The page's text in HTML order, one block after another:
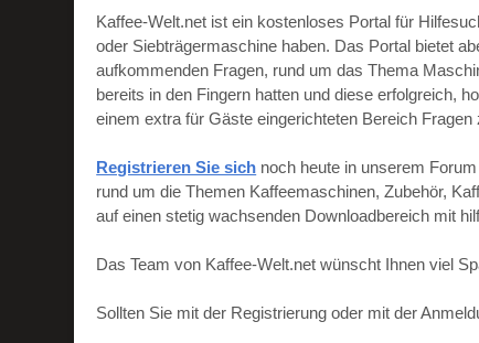
Kaffee-Welt.net ist ein kostenloses Portal für
oder Siebträgermaschine haben. Das Portal bietet
aufkommenden Fragen, rund um das Thema
bereits in den Fingern hatten und diese erfolgreich,
einem extra für Gäste eingerichteten Bereich
Registrieren Sie sich noch heute in unserem
rund um die Themen Kaffeemaschinen, Zubehör,
auf einen stetig wachsenden Downloadbereich mit
Das Team von Kaffee-Welt.net wünscht Ihnen viel
Sollten Sie mit der Registrierung oder mit der